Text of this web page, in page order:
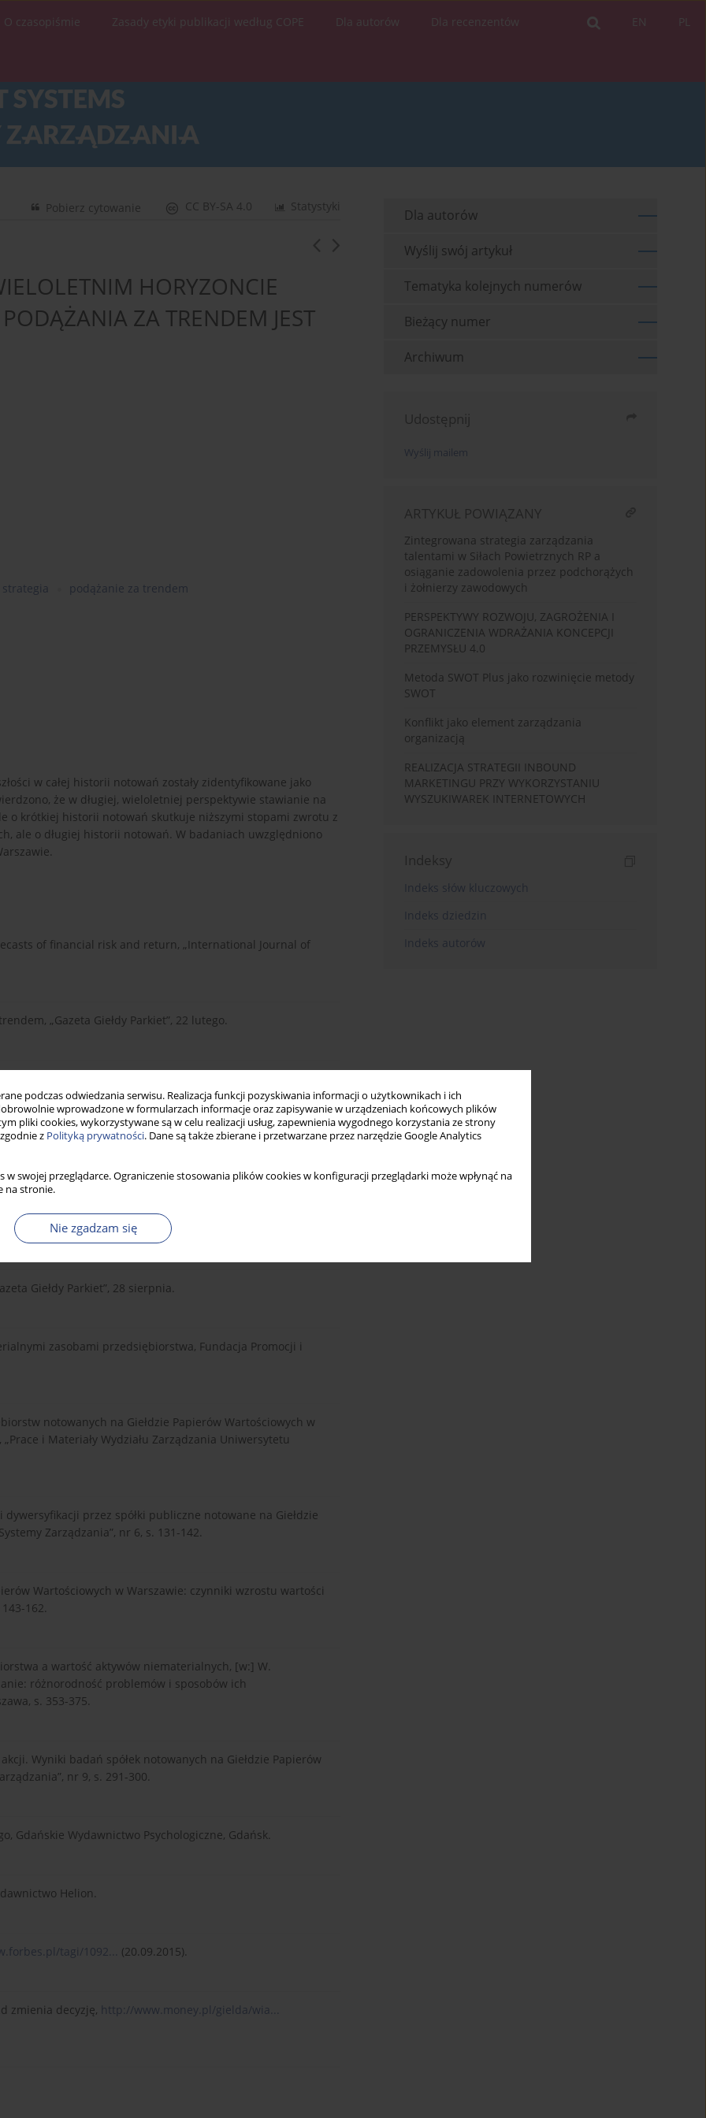
podczas odwiedzania serwisu. Realizacja funkcji pozyskiwania informacji o użytkownikach i ich
wprowadzone w formularzach informacje oraz zapisywanie w urządzeniach końcowych plików
pliki cookies, wykorzystywane są w celu realizacji usług, zapewnienia wygodnego korzystania ze strony
z Polityką prywatności. Dane są także zbierane i przetwarzane przez narzędzie Google Analytics
w swojej przeglądarce. Ograniczenie stosowania plików cookies w konfiguracji przeglądarki może wpłynąć na
na stronie.
Nie zgadzam się
PL
EN
O czasopiśmie Zasady etyki publikacji według COPE Dla autorów Dla recenzentów
Statystyki
CC BY-SA 4.0
Pobierz cytowanie
HORYZONCIE
ZA TRENDEM JEST
strategia podążanie za trendem
w całej historii notowań zostały zidentyfikowane jako
że w długiej, wieloletniej perspektywie stawianie na
o krótkiej historii notowań skutkuje niższymi stopami zwrotu z
ale o długiej historii notowań. W badaniach uwzględniono
of financial risk and return, „International Journal of
„Gazeta Giełdy Parkiet”, 22 lutego.
Nadzoru Finansowego, Warszawa.
and selling losers: implications for Stock market efficiency,
Strategies: An Evaluation of Aleternative Explanations,
Giełdy Parkiet”, 28 sierpnia.
zasobami przedsiębiorstwa, Fundacja Promocji i
notowanych na Giełdzie Papierów Wartościowych w
i Materiały Wydziału Zarządzania Uniwersytetu
przez spółki publiczne notowane na Giełdzie
Zarządzania”, nr 6, s. 131-142.
Wartościowych w Warszawie: czynniki wzrostu wartości
162.
a wartość aktywów niematerialnych, [w:] W.
różnorodność problemów i sposobów ich
s. 353-375.
Wyniki badań spółek notowanych na Giełdzie Papierów
nr 9, s. 291-300.
Gdańskie Wydawnictwo Psychologiczne, Gdańsk.
Helion.
tagi/1092...
(20.09.2015).
zmienia decyzję, http://www.money.pl/gielda/wia...
Dla autorów
Wyślij swój artykuł
Tematyka kolejnych numerów
Bieżący numer
Archiwum
Udostępnij
Wyślij mailem
ARTYKUŁ POWIĄZANY
Zintegrowana strategia zarządzania
talentami w Siłach Powietrznych RP a
osiąganie zadowolenia przez podchorążych
i żołnierzy zawodowych
PERSPEKTYWY ROZWOJU, ZAGROŻENIA I
OGRANICZENIA WDRAŻANIA KONCEPCJI
PRZEMYSŁU 4.0
Metoda SWOT Plus jako rozwinięcie metody
SWOT
Konflikt jako element zarządzania
organizacją
REALIZACJA STRATEGII INBOUND
MARKETINGU PRZY WYKORZYSTANIU
WYSZUKIWAREK INTERNETOWYCH
Indeksy
Indeks słów kluczowych
Indeks dziedzin
Indeks autorów